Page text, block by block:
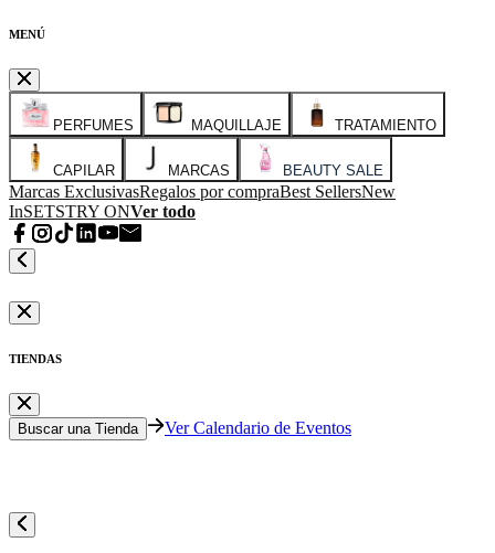
MENÚ
PERFUMES MAQUILLAJE TRATAMIENTO
CAPILAR MARCAS BEAUTY SALE
Marcas ExclusivasRegalos por compraBest SellersNew
InSETSTRY ONVer todo
TIENDAS
Buscar una Tienda Ver Calendario de Eventos